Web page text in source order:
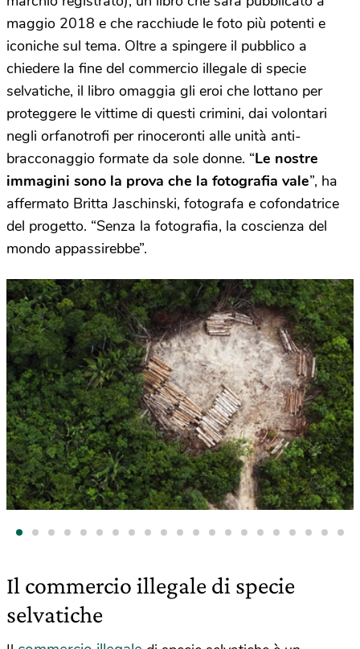
maggio 2018 e che racchiude le foto più potenti e
iconiche sul tema. Oltre a spingere il pubblico a
chiedere la fine del commercio illegale di specie
selvatiche, il libro omaggia gli eroi che lottano per
proteggere le vittime di questi crimini, dai volontari
negli orfanotrofi per rinoceronti alle unità anti-
bracconaggio formate da sole donne. “Le nostre
immagini sono la prova che la fotografia vale”, ha
affermato Britta Jaschinski, fotografa e cofondatrice
del progetto. “Senza la fotografia, la coscienza del
mondo appassirebbe”.
Il commercio illegale di specie
selvatiche